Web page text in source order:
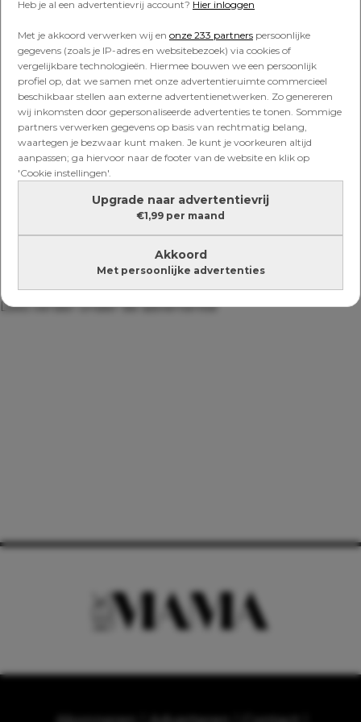
Heb je al een advertentievrij account? Hier inloggen
Met je akkoord verwerken wij en onze 233 partners persoonlijke
gegevens (zoals je IP-adres en websitebezoek) via cookies of
vergelijkbare technologieën. Hiermee bouwen we een persoonlijk
profiel op, dat we samen met onze advertentieruimte commercieel
beschikbaar stellen aan externe advertentienetwerken. Zo genereren
wij inkomsten door gepersonaliseerde advertenties te tonen. Sommige
partners verwerken gegevens op basis van rechtmatig belang,
waartegen je bezwaar kunt maken. Je kunt je voorkeuren altijd
aanpassen; ga hiervoor naar de footer van de website en klik op
'Cookie instellingen'.
Upgrade naar advertentievrij
€1,99 per maand
Akkoord
Met persoonlijke advertenties
SAMEN ETEN
3x spannende en zomerse
borrelrecepten om van te
watertanden
SAMEN ETEN
BBQ-tip: bruschetta’s met
gepofte zoete aardappel (mét
gratis toffe dominostenen)
Lees verder onder de advertentie